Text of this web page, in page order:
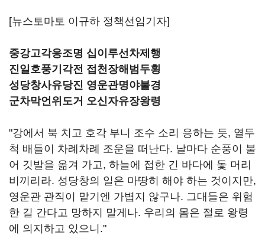
[뉴스토마토 이규하 정책선임기자]
중강고각응조명 십이루선차제행
진일호풍기각전 접천장해범두횡
성당창사유당진 영운관명야불경
군차막언위도거 오신자유장왕령
"강에서 북 치고 호각 부니 조수 소리 응하는 듯, 열두
척 배들이 차례차례 조운을 떠난다. 날마다 순풍이 불
어 깃발을 옮겨 가고, 하늘에 접한 긴 바다에 돛 머리
비끼리라. 성당창의 일은 마땅히 해야 하는 것이지만,
영운관 관직이 맡기엔 가볍지 않구나. 그대들은 위험
한 길 간다고 망하지 말게나. 우리의 몸은 절로 왕령
에 의지하고 있으니."